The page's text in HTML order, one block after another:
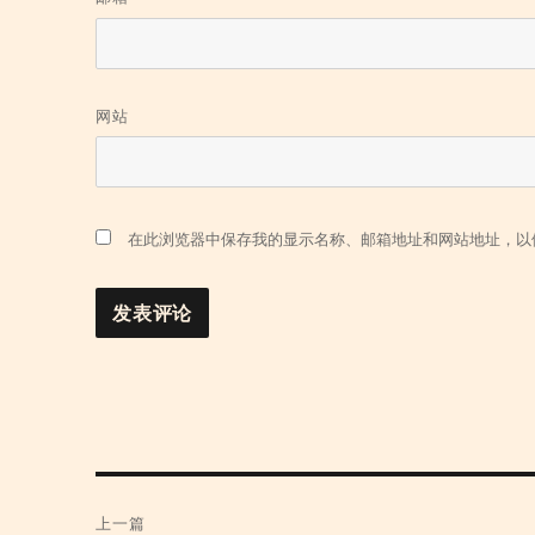
网站
在此浏览器中保存我的显示名称、邮箱地址和网站地址，以
上一篇